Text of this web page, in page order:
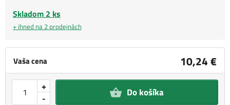
Vaša cena 10,24 €
-
+ Do košíka
Skladom 2 ks
+ ihned na 2 prodejnách